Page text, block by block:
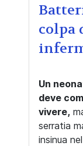
colpa
Un
deve
vivere,
serratia
insinua